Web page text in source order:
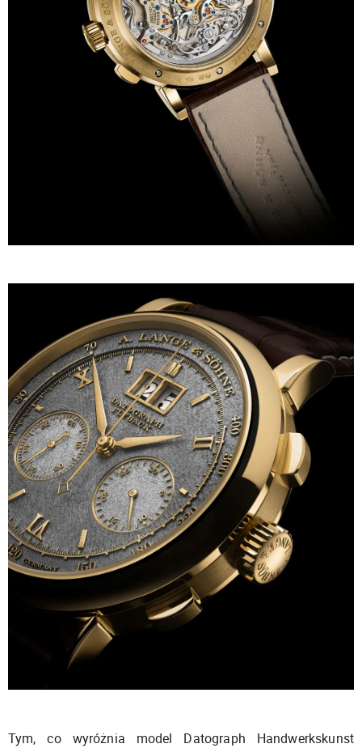
Tym, co wyróżnia model Datograph Handwerkskunst